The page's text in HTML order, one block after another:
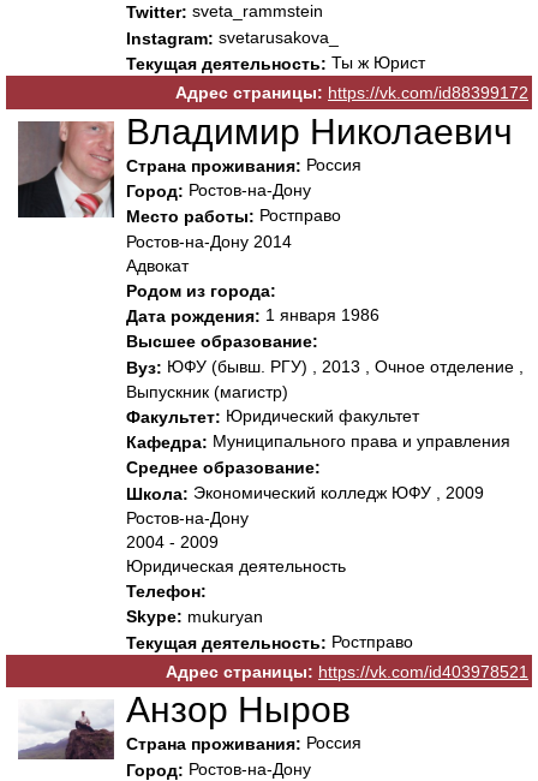
Twitter: sveta_rammstein
Instagram: svetarusakova_
Текущая деятельность: Ты ж Юрист
Адрес страницы: https://vk.com/id88399172
Владимир Николаевич
Страна проживания: Россия
Город: Ростов-на-Дону
Место работы: Ростправо
Ростов-на-Дону 2014
Адвокат
Родом из города:
Дата рождения: 1 января 1986
Высшее образование:
Вуз: ЮФУ (бывш. РГУ) , 2013 , Очное отделение ,
Выпускник (магистр)
Факультет: Юридический факультет
Кафедра: Муниципального права и управления
Среднее образование:
Школа: Экономический колледж ЮФУ , 2009
Ростов-на-Дону
2004 - 2009
Юридическая деятельность
Телефон:
Skype: mukuryan
Текущая деятельность: Ростправо
Адрес страницы: https://vk.com/id403978521
Анзор Ныров
Страна проживания: Россия
Город: Ростов-на-Дону